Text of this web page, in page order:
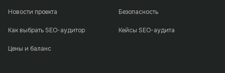
Новости проекта Безопасность
Как выбрать SEO-аудитор Кейсы SEO-аудита
Цены и баланс